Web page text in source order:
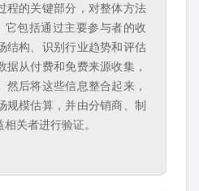
程的关键部分，对整体方法
它包括通过主要参与者的收
结构、识别行业趋势和评估
据从付费和免费来源收集，
然后将这些信息整合起来，
规模估算，并由分销商、制
关者进行验证。